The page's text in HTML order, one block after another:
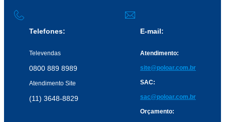
Telefones:
Televendas
0800 889 8989
Atendimento Site
(11) 3648-8829
E-mail:
Atendimento:
site@poloar.com.br
SAC:
sac@poloar.com.br
Orçamento: